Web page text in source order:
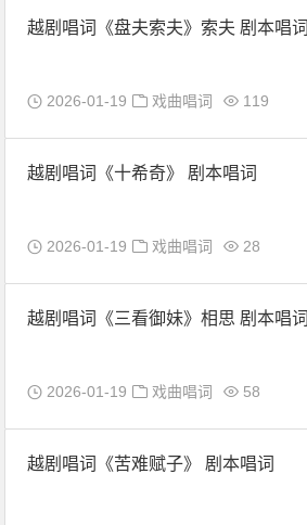
越剧唱词《盘夫索夫》索夫 剧本唱词
2026-01-19 戏曲唱词 119
越剧唱词《十希奇》 剧本唱词
2026-01-19 戏曲唱词 28
越剧唱词《三看御妹》相思 剧本唱词
2026-01-19 戏曲唱词 58
越剧唱词《苦难赋子》 剧本唱词